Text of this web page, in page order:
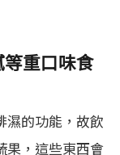
重口味食
濕的功能，故飲
果，這些東西會